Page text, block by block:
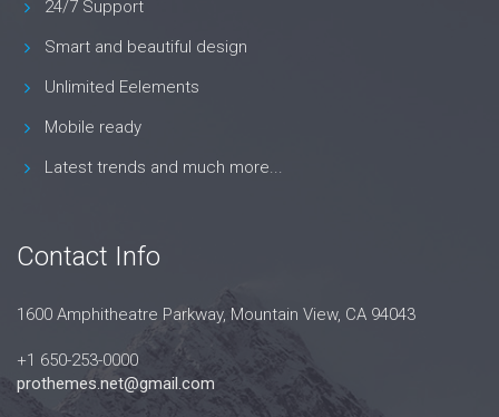
24/7 Support
Smart and beautiful design
Unlimited Eelements
Mobile ready
Latest trends and much more...
Contact Info
1600 Amphitheatre Parkway, Mountain View, CA 94043
+1 650-253-0000
prothemes.net@gmail.com